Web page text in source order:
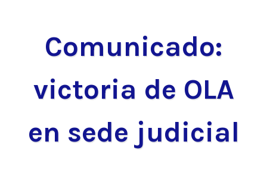
Comunicado:
victoria de OLA
en sede judicial